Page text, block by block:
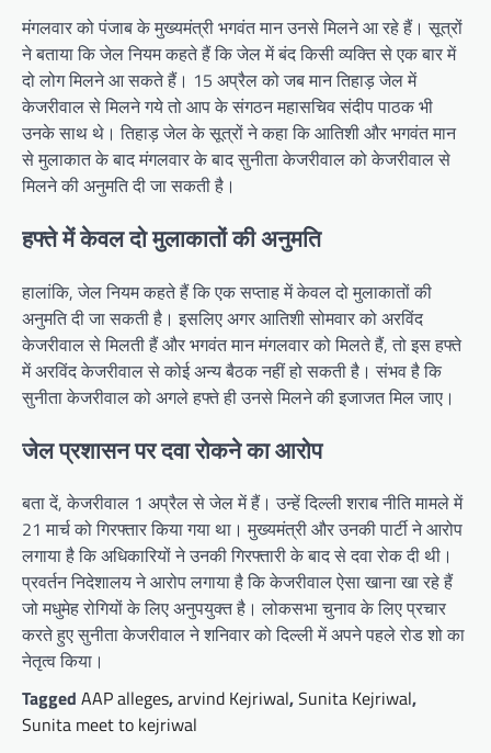
मंगलवार को पंजाब के मुख्यमंत्री भगवंत मान उनसे मिलने आ रहे हैं। सूत्रों
ने बताया कि जेल नियम कहते हैं कि जेल में बंद किसी व्यक्ति से एक बार में
दो लोग मिलने आ सकते हैं। 15 अप्रैल को जब मान तिहाड़ जेल में
केजरीवाल से मिलने गये तो आप के संगठन महासचिव संदीप पाठक भी
उनके साथ थे। तिहाड़ जेल के सूत्रों ने कहा कि आतिशी और भगवंत मान
से मुलाकात के बाद मंगलवार के बाद सुनीता केजरीवाल को केजरीवाल से
मिलने की अनुमति दी जा सकती है।
हफ्ते में केवल दो मुलाकातों की अनुमति
हालांकि, जेल नियम कहते हैं कि एक सप्ताह में केवल दो मुलाकातों की
अनुमति दी जा सकती है। इसलिए अगर आतिशी सोमवार को अरविंद
केजरीवाल से मिलती हैं और भगवंत मान मंगलवार को मिलते हैं, तो इस हफ्ते
में अरविंद केजरीवाल से कोई अन्य बैठक नहीं हो सकती है। संभव है कि
सुनीता केजरीवाल को अगले हफ्ते ही उनसे मिलने की इजाजत मिल जाए।
जेल प्रशासन पर दवा रोकने का आरोप
बता दें, केजरीवाल 1 अप्रैल से जेल में हैं। उन्हें दिल्ली शराब नीति मामले में
21 मार्च को गिरफ्तार किया गया था। मुख्यमंत्री और उनकी पार्टी ने आरोप
लगाया है कि अधिकारियों ने उनकी गिरफ्तारी के बाद से दवा रोक दी थी।
प्रवर्तन निदेशालय ने आरोप लगाया है कि केजरीवाल ऐसा खाना खा रहे हैं
जो मधुमेह रोगियों के लिए अनुपयुक्त है। लोकसभा चुनाव के लिए प्रचार
करते हुए सुनीता केजरीवाल ने शनिवार को दिल्ली में अपने पहले रोड शो का
नेतृत्व किया।
Tagged AAP alleges,arvind Kejriwal,Sunita Kejriwal,
Sunita meet to kejriwal